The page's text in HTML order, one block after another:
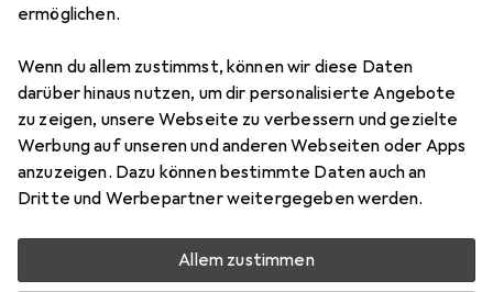
ermöglichen.
Wenn du allem zustimmst, können wir diese Daten
darüber hinaus nutzen, um dir personalisierte Angebote
zu zeigen, unsere Webseite zu verbessern und gezielte
Werbung auf unseren und anderen Webseiten oder Apps
anzuzeigen. Dazu können bestimmte Daten auch an
Dritte und Werbepartner weitergegeben werden.
Allem zustimmen
Diskussionen in Verkleidung + Party
Diskussion starten
Die Galaxus Community freut sich auf deinen